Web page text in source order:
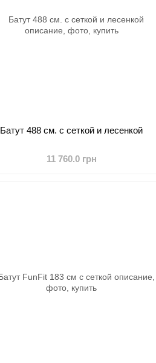
Батут 488 см. с сеткой и лесенкой
11 760.0 грн